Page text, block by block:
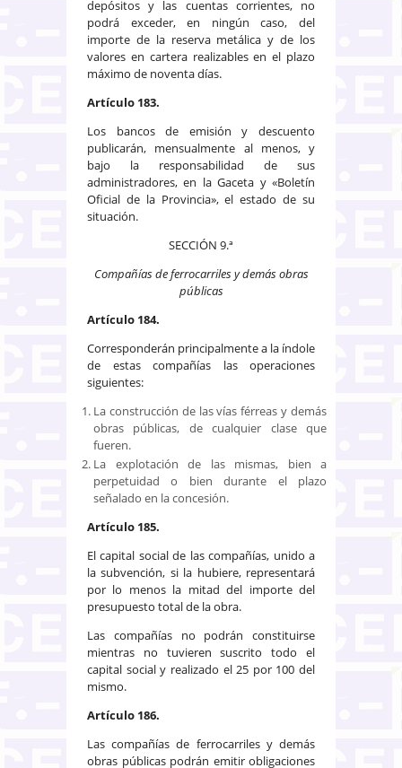
depósitos y las cuentas corrientes, no
podrá exceder, en ningún caso, del
importe de la reserva metálica y de los
valores en cartera realizables en el plazo
máximo de noventa días.
Artículo 183.
Los bancos de emisión y descuento
publicarán, mensualmente al menos, y
bajo la responsabilidad de sus
administradores, en la Gaceta y «Boletín
Oficial de la Provincia», el estado de su
situación.
SECCIÓN 9.ª
Compañías de ferrocarriles y demás obras
públicas
Artículo 184.
Corresponderán principalmente a la índole
de estas compañías las operaciones
siguientes:
La construcción de las vías férreas y demás
obras públicas, de cualquier clase que
fueren.
La explotación de las mismas, bien a
perpetuidad o bien durante el plazo
señalado en la concesión.
Artículo 185.
El capital social de las compañías, unido a
la subvención, si la hubiere, representará
por lo menos la mitad del importe del
presupuesto total de la obra.
Las compañías no podrán constituirse
mientras no tuvieren suscrito todo el
capital social y realizado el 25 por 100 del
mismo.
Artículo 186.
Las compañías de ferrocarriles y demás
obras públicas podrán emitir obligaciones